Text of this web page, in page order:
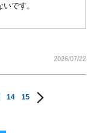
です。
2026/07/22
14 15